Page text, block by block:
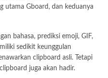
utama Gboard, dan keduanya
bahasa, prediksi emoji, GIF,
sedikit keunggulan
clipboard asli. Tetapi
juga akan hadir.